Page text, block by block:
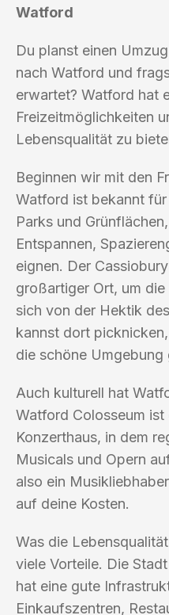
Watford
Du planst einen
nach Watford und
erwartet? Watford hat
Freizeitmöglichkeiten
Lebensqualität zu
Beginnen wir mit den
Watford ist bekannt
Parks und
Entspannen,
eignen. Der
großartiger Ort, um
sich von der Hektik
kannst dort
die schöne Umgebung
Auch kulturell hat
Watford Colosseum ist
Konzerthaus, in dem
Musicals und Opern
also ein
auf deine Kosten.
Was die
viele Vorteile. Die
hat eine gute
Einkaufszentren,